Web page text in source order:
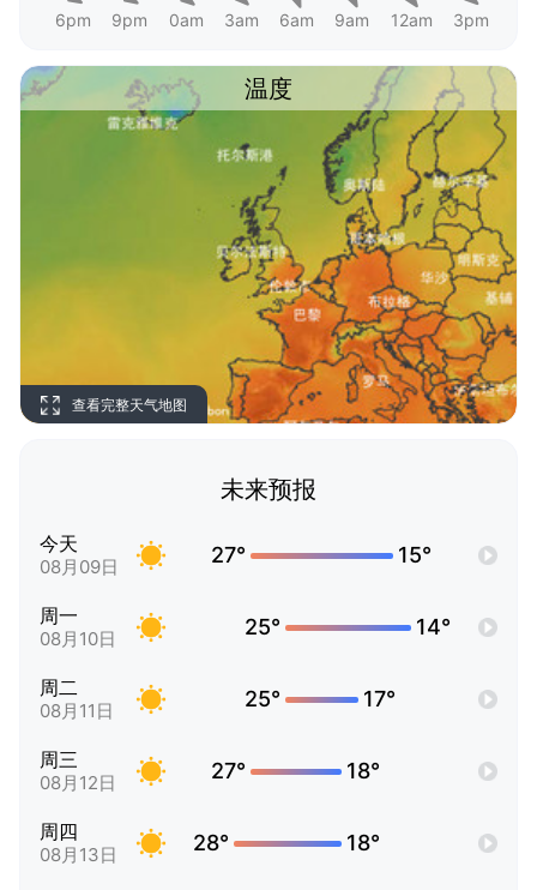
6pm 9pm 0am 3am 6am 9am 12am 3pm
温度
查看完整天气地图
未来预报
今天
08月09日 27° 15°
周一
08月10日 25° 14°
周二
08月11日 25° 17°
周三
08月12日 27° 18°
周四
08月13日 28° 18°